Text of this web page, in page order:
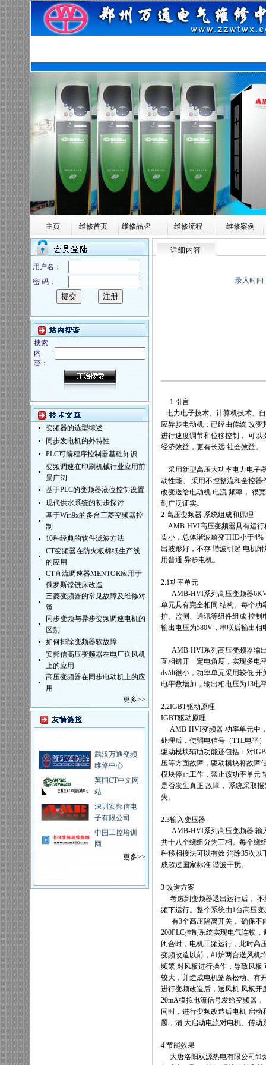
主页 维修首页 维修品牌 维修流程 维修案例
用户名：
密 码：
搜索
内
容：
变频器的选型综述
同步发电机的外特性
PLC可编程序控制器基础知识
变频调速在印刷机械行业应用前
景广阔
基于PLC的变频器液位控制设置
现代供水系统的初步探讨
基于Win9x的多台三菱变频器控
制
10种经典的软件滤波方法
CT变频器在防火板棉纸生产线
的应用
CT直流调速器MENTOR应用于
俄罗斯镗铣床改造
三菱变频器的常见故障及维修对
策
同步变频与异步变频调速电机的
区别
如何排除变频器软故障
安邦信高压变频器在电厂送风机
上的应用
高压变频器在同步电动机上的应
用
更多>>
武汉万通变频
维修中心
英国CT中文网
站
深圳安邦信电
子有限公司
中国工控培训
网
更多>>
详细内容
录入时间
1 引言
电力电子技术、计算机技术、
应异步电动机，已经由传统 改变
进行速度调节和位移控制， 可以
经济效益，更有长远 社会效益。
采用新型高压大功率电力电子
动性能。
采用不控整流和全控器
改变送给电动机 电流 频率， 很宽
到广泛证实。
2 高压变频器 系统组成和原理
AMB-HVI高压变频器具有运
染小，总体谐波畸变THD小于4%
出波形好，不存 谐波引起 电机附
用普通 异步电机。
2.1功率单元
AMB-HVI系列高压变频器
单元具有完全相同 结构。每个功
护、监测、通讯等组件组成 控制
输出电压为580V ，串联后输出相
AMB-HVI系列高压变频器输
互相错开一定电角度，实现多电
dv/dt很小，功率单元采用较低 开
电平数增加，输出相电压为13电
2.2IGBT驱动原理
IGBT驱动原理
AMB-HVI变频器 功率单元中
处理后，使弱电信号（TTL电平
驱动模块辅助功能还包括：对
压等方面故障，驱动模块将故障
模块停止工作，禁止该功率单元
是否发生真正 故障，
系统采取
失。
2.3输入变压器
AMB-HVI系列高压变频器 输
共十八个绕组分为三相。每个绕
种移相接法可以有效 消除35次以
成超过国家标准 谐波干扰。
3 改造方案
考虑到变频器退出运行后， 不
频下运行。整个系统由1台高压
有3个高压隔离开关， 确保不
200PLC控制系统实现电气连锁，
闭合时，电机工频运行，此时高
变频改造以前， #1炉两台送风机
频繁 对风板进行操作，导致风板
较大，并造成电机笼条松动、有
进行变频改造后，送风机 风板开
20mA模拟电流信号发给变频器，
同时，进行变频改造后电机 启动
题，消 大启动电流对电机、传动
4 节能效果
大唐洛阳双源热电有限公司 #1